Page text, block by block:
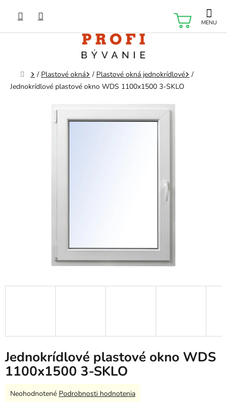
obsah
Domov
/ Plastové okná / Plastové okná jednokrídlové
/
Jednokrídlové plastové okno WDS 1100x1500 3-SKLO
Jednokrídlové plastové okno WDS
1100x1500 3-SKLO
Priemerné
Neohodnotené Podrobnosti hodnotenia